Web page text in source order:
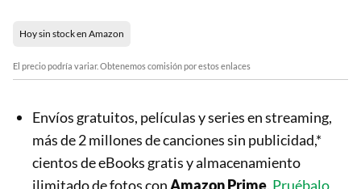
Hoy sin stock en Amazon
El precio podría variar. Obtenemos comisión por estos enlaces
Envíos gratuitos, películas y series en streaming,
más de 2 millones de canciones sin publicidad,*
cientos de eBooks gratis y almacenamiento
ilimitado de fotos con Amazon Prime Pruébalo